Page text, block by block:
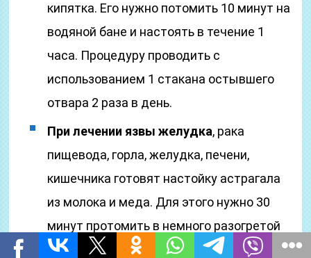
кипятка. Его нужно потомить 10 минут на
водяной бане и настоять в течение 1
часа. Процедуру проводить с
использованием 1 стакана остывшего
отвара 2 раза в день.
При лечении язвы желудка, рака
пищевода, горла, желудка, печени,
кишечника готовят настойку астрагала
из молока и меда. Для этого нужно 30
минут протомить в немного разогретой
духовке 20 гр. травы и 0,5 л. молока,